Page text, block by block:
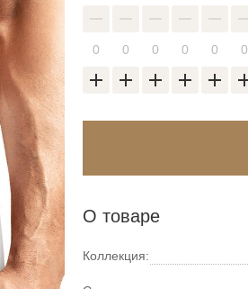
О товаре
Коллекция: